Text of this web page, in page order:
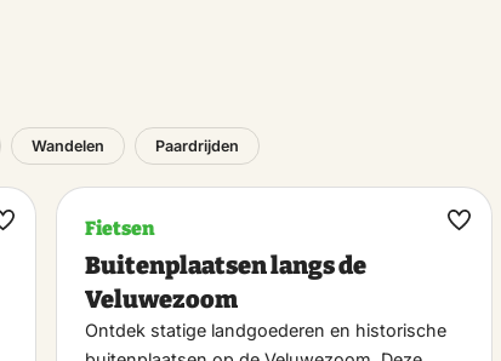
Wandelen Paardrijden
Maak
Fietsen
Buitenplaatsen langs de
Veluwezoom
Ontdek statige landgoederen en historische
Maak